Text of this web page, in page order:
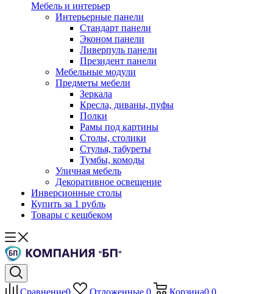
Мебель и интерьер
Интерьерные панели
Стандарт панели
Эконом панели
Ливерпуль панели
Президент панели
Мебельные модули
Предметы мебели
Зеркала
Кресла, диваны, пуфы
Полки
Рамы под картины
Столы, столики
Стулья, табуреты
Тумбы, комоды
Уличная мебель
Декоративное освещение
Инверсионные столы
Купить за 1 рубль
Товары с кешбеком
Сравнение0 Отложенные 0 Корзина0 0